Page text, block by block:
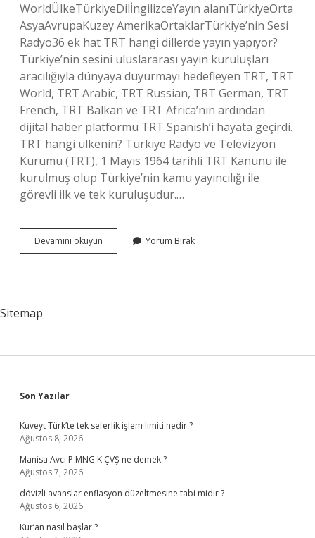
WorldÜlkeTürkiyeDilİngilizceYayın alanıTürkiyeOrta
AsyaAvrupaKuzey AmerikaOrtaklarTürkiye’nin Sesi
Radyo36 ek hat TRT hangi dillerde yayın yapıyor?
Türkiye’nin sesini uluslararası yayın kuruluşları
aracılığıyla dünyaya duyurmayı hedefleyen TRT, TRT
World, TRT Arabic, TRT Russian, TRT German, TRT
French, TRT Balkan ve TRT Africa’nın ardından
dijital haber platformu TRT Spanish’i hayata geçirdi.
TRT hangi ülkenin? Türkiye Radyo ve Televizyon
Kurumu (TRT), 1 Mayıs 1964 tarihli TRT Kanunu ile
kurulmuş olup Türkiye’nin kamu yayıncılığı ile
görevli ilk ve tek kuruluşudur.…
Devamını okuyun
Kaç
Yorum Bırak
Sitemap
Sidebar
Son Yazılar
Kuveyt Türk’te tek seferlik işlem limiti nedir ?
Ağustos 8, 2026
Manisa Avcı P MNG K ÇVŞ ne demek ?
Ağustos 7, 2026
dövizli avanslar enflasyon düzeltmesine tabi midir ?
Ağustos 6, 2026
Kur’an nasıl başlar ?